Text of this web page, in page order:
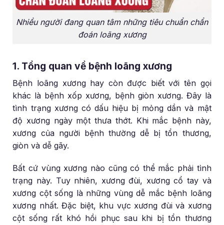
Nhiều người đang quan tâm những tiêu chuẩn chẩn
đoán loãng xương
1. Tổng quan về bệnh loãng xương
Bệnh loãng xương hay còn được biết với tên gọi
khác là bệnh xốp xương, bệnh giòn xương. Đây là
tình trạng xương có dấu hiệu bị mỏng dần và mật
độ xương ngày một thưa thớt. Khi mắc bệnh này,
xương của người bệnh thường dễ bị tổn thương,
giòn và dễ gãy.
Bất cứ vùng xương nào cũng có thể mắc phải tình
trạng này. Tuy nhiên, xương đùi, xương cổ tay và
xương cột sống là những vùng dễ mắc bệnh loãng
xương nhất. Đặc biệt, khu vực xương đùi và xương
cột sống rất khó hồi phục sau khi bị tổn thương